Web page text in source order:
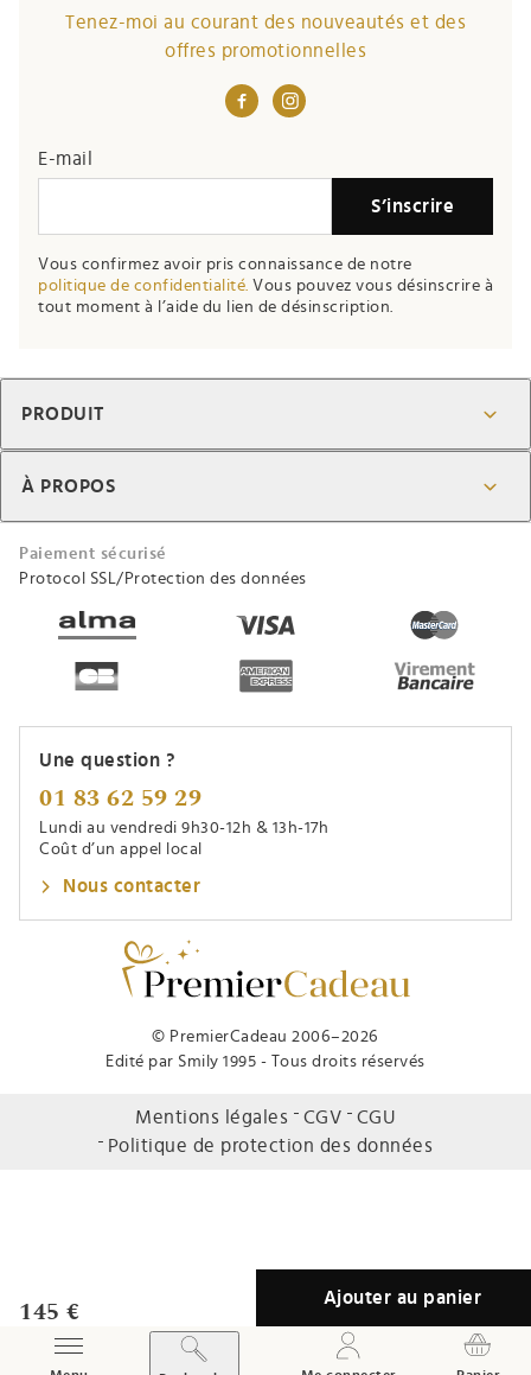
Afficher / Masquer le menu
145 €
Ajouter au panier
Tenez-moi au courant des nouveautés et des
offres promotionnelles
E-mail
S’inscrire
Vous confirmez avoir pris connaissance de notre
politique de confidentialité. Vous pouvez vous désinscrire à
tout moment à l’aide du lien de désinscription.
© PremierCadeau 2006–2026
Edité par Smily 1995 - Tous droits réservés
PRODUIT
À PROPOS
Paiement sécurisé
Protocol SSL/Protection des données
Une question ?
01 83 62 59 29
Lundi au vendredi 9h30-12h & 13h-17h
Coût d’un appel local
Nous contacter
Mentions légales CGV
CGU
Politique de protection des données